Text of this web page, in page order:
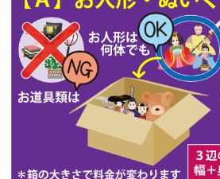
2026/06/20
雛人形をお道具も含
てくださる...
第63回人形供養祭 令和5年8月
第62回人形供養祭令和5年6月
第61回人形供養祭 令和5年5月
第60回人形供養祭令和5年3月
第59回人形供養祭 令和5年2月
第58回人形供養祭令和5年12